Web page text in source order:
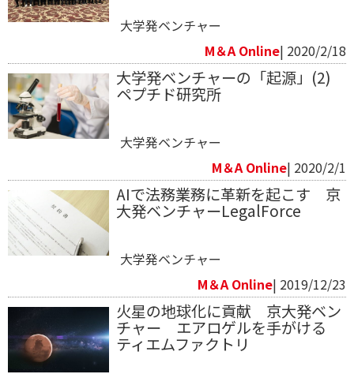
大学発ベンチャー
M＆A Online| 2020/2/18
大学発ベンチャーの「起源」(2)
ペプチド研究所
大学発ベンチャー
M＆A Online| 2020/2/1
AIで法務業務に革新を起こす 京
大発ベンチャーLegalForce
大学発ベンチャー
M＆A Online| 2019/12/23
火星の地球化に貢献 京大発ベン
チャー エアロゲルを手がける
ティエムファクトリ